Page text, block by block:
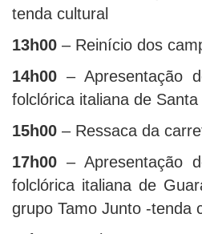
tenda cultural
13h00 – Reinício dos
14h00 – Apresentação
folclórica italiana de Santa
15h00 – Ressaca da
17h00 – Apresentação
folclórica italiana de
grupo Tamo Junto -tenda